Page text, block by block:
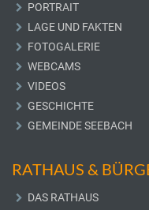
PORTRAIT
LAGE UND FAKTEN
FOTOGALERIE
WEBCAMS
VIDEOS
GESCHICHTE
GEMEINDE SEEBACH
RATHAUS &
DAS RATHAUS